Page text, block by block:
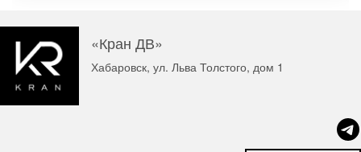
«Кран ДВ»
Хабаровск, ул. Льва Толстого, дом 1